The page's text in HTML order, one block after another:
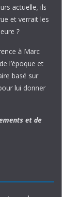
actuelle, ils
et verrait les
?
à Marc
l’époque et
basé sur
lui donner
et de